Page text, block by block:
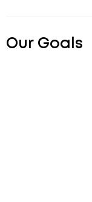
Our Goals